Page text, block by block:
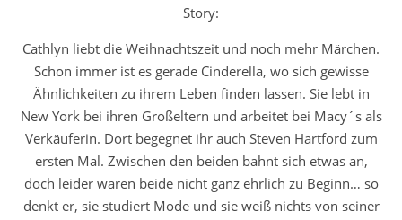
Story:
Cathlyn liebt die Weihnachtszeit und noch mehr Märchen.
Schon immer ist es gerade Cinderella, wo sich gewisse
Ähnlichkeiten zu ihrem Leben finden lassen. Sie lebt in
New York bei ihren Großeltern und arbeitet bei Macy´s als
Verkäuferin. Dort begegnet ihr auch Steven Hartford zum
ersten Mal. Zwischen den beiden bahnt sich etwas an,
doch leider waren beide nicht ganz ehrlich zu Beginn… so
denkt er, sie studiert Mode und sie weiß nichts von seiner